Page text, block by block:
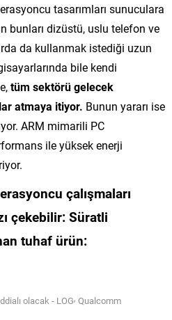
tasarımları sunuculara
bunları dizüstü, uslu telefon ve
da kullanmak istediği uzun
bile kendi
tüm sektörü gelecek
atmaya itiyor. Bunun yararı ise
ARM mimarili PC
ile yüksek enerji
çalışmaları
çekebilir: Süratli
tuhaf ürün:
olacak - LOG, Qualcomm